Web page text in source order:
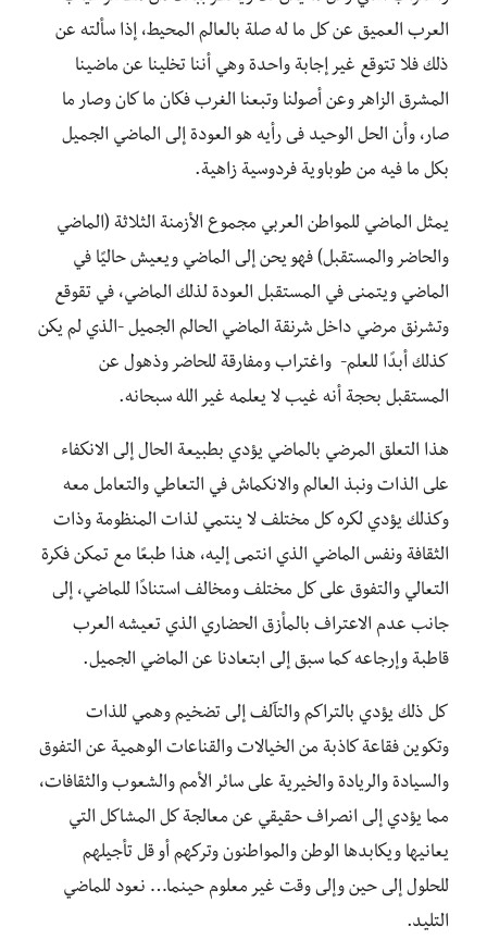
العرب العميق عن كل ما له صلة بالعالم المحيط، إذا سألته عن
ذلك فلا تتوقع غير إجابة واحدة وهي أننا تخلينا عن ماضينا
المشرق الزاهر وعن أصولنا وتبعنا الغرب فكان ما كان وصار ما
صار، وأن الحل الوحيد فى رأيه هو العودة إلى الماضي الجميل
بكل ما فيه من طوباوية فردوسية زاهية.
يمثل الماضي للمواطن العربي مجموع الأزمنة الثلاثة (الماضي
والحاضر والمستقبل) فهو يحن إلى الماضي ويعيش حاليًا في
الماضي ويتمنى في المستقبل العودة لذلك الماضي، في تقوقع
وتشرنق مرضي داخل شرنقة الماضي الحالم الجميل -الذي لم يكن
كذلك أبدًا للعلم- واغتراب ومفارقة للحاضر وذهول عن
المستقبل بحجة أنه غيب لا يعلمه غير الله سبحانه.
هذا التعلق المرضي بالماضي يؤدي بطبيعة الحال إلى الانكفاء
على الذات ونبذ العالم والانكماش في التعاطي والتعامل معه
وكذلك يؤدي لكره كل مختلف لا ينتمي لذات المنظومة وذات
الثقافة ونفس الماضي الذي انتمى إليه، هذا طبعًا مع تمكن فكرة
التعالي والتفوق على كل مختلف ومخالف استنادًا للماضي، إلى
جانب عدم الاعتراف بالمأزق الحضاري الذي تعيشه العرب
قاطبة وإرجاعه كما سبق إلى ابتعادنا عن الماضي الجميل.
كل ذلك يؤدي بالتراكم والتآلف إلى تضخيم وهمي للذات
وتكوين فقاعة كاذبة من الخيالات والقناعات الوهمية عن التفوق
والسيادة والريادة والخيرية على سائر الأمم والشعوب والثقافات،
مما يؤدي إلى انصراف حقيقي عن معالجة كل المشاكل التي
يعانيها ويكابدها الوطن والمواطنون وتركهم أو قل تأجيلهم
للحلول إلى حين وإلى وقت غير معلوم حينما… نعود للماضي
التليد.